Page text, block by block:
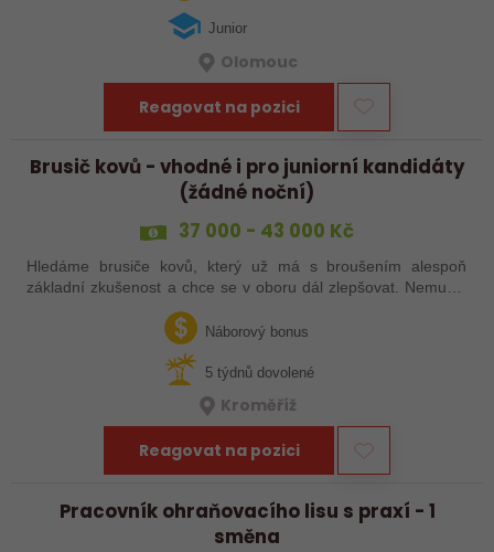
Junior
Olomouc
Reagovat na pozici
Brusič kovů - vhodné i pro juniorní kandidáty
(žádné noční)
37 000 - 43 000 Kč
Hledáme brusiče kovů, který už má s broušením alespoň
základní zkušenost a chce se v oboru dál zlepšovat. Nemusíš
být samostatný specialista s dlouholetou praxí. Důležité je,
abys už někdy pracoval…Náborový bonus
5 týdnů dovolené
Kroměříž
Reagovat na pozici
Pracovník ohraňovacího lisu s praxí - 1
směna